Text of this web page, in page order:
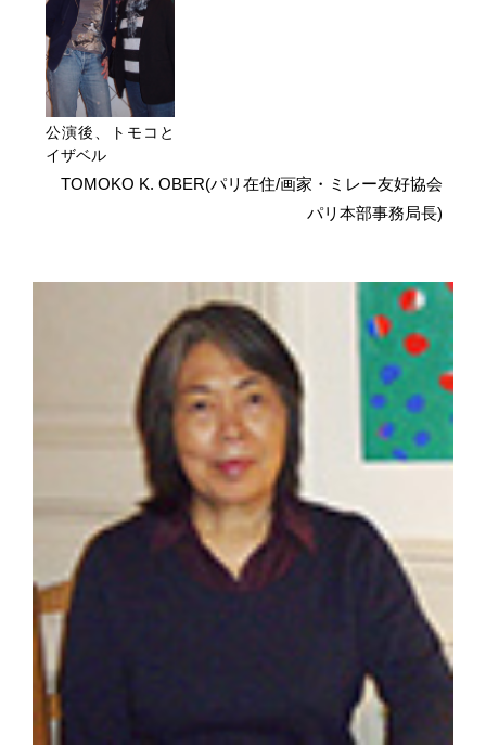
公演後、トモコと
イザベル
TOMOKO K. OBER(パリ在住/画家・ミレー友好協会
パリ本部事務局長)